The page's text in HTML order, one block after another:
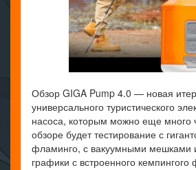
Обзор GIGA Pump 4.0 — новая
универсального туристического
насоса, которым можно еще много
обзоре будет тестирование с
фламинго, с вакуумными мешками
графики с встроенного кемпингого